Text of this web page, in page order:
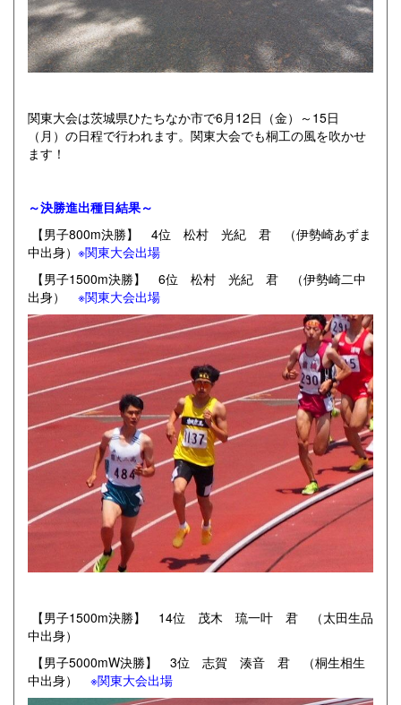
関東大会は茨城県ひたちなか市で6月12日（金）～15日
（月）の日程で行われます。関東大会でも桐工の風を吹かせ
ます！
～決勝進出種目結果～
【男子800m決勝】 4位 松村 光紀 君 （伊勢崎あずま
中出身） ※関東大会出場
【男子1500m決勝】 6位 松村 光紀 君 （伊勢崎二中
出身） ※関東大会出場
【男子1500m決勝】 14位 茂木 琉一叶 君 （太田生品
中出身）
【男子5000mW決勝】 3位 志賀 湊音 君 （桐生相生
中出身） ※関東大会出場